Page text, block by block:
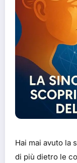
Hai mai avuto la
di più dietro le